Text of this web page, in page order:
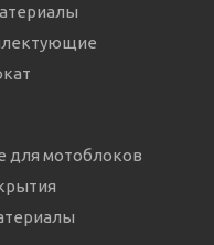
для мотоблоков